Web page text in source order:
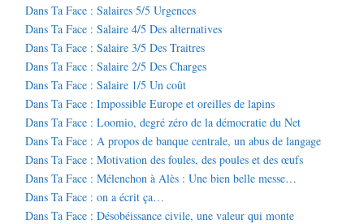
Dans Ta Face : Salaires 5/5 Urgences
Dans Ta Face : Salaire 4/5 Des alternatives
Dans Ta Face : Salaire 3/5 Des Traitres
Dans Ta Face : Salaire 2/5 Des Charges
Dans Ta Face : Salaire 1/5 Un coût
Dans Ta Face : Impossible Europe et oreilles de lapins
Dans Ta Face : Loomio, degré zéro de la démocratie du Net
Dans Ta Face : A propos de banque centrale, un abus de langage
Dans Ta Face : Motivation des foules, des poules et des œufs
Dans Ta Face : Mélenchon à Alès : Une bien belle messe…
Dans Ta Face : on a écrit ça…
Dans Ta Face : Désobéissance civile, une valeur qui monte